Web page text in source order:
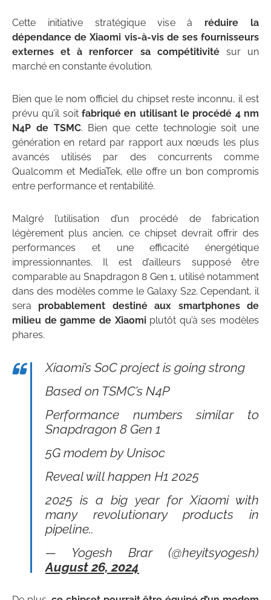
Cette initiative stratégique vise à réduire la
dépendance de Xiaomi vis-à-vis de ses fournisseurs
externes et à renforcer sa compétitivitésur un
marché en constante évolution.
Bien que le nom officiel du chipset reste inconnu, il est
prévu qu’il soit fabriqué en utilisant le procédé 4 nm
N4P de TSMC. Bien que cette technologie soit une
génération en retard par rapport aux nœuds les plus
avancés utilisés par des concurrents comme
Qualcomm et MediaTek, elle offre un bon compromis
entre performance et rentabilité.
Malgré l’utilisation d’un procédé de fabrication
légèrement plus ancien, ce chipset devrait offrir des
performances et une efficacité énergétique
impressionnantes. Il est d’ailleurs supposé être
comparable au Snapdragon 8 Gen 1, utilisé notamment
dans des modèles comme le Galaxy S22. Cependant, il
sera probablement destiné aux smartphones de
milieu de gamme de Xiaomi plutôt qu’à ses modèles
phares.
Xiaomi’s SoC project is going strong
Based on TSMC’s N4P
Performance numbers similar to
Snapdragon 8 Gen 1
5G modem by Unisoc
Reveal will happen H1 2025
2025 is a big year for Xiaomi with
many revolutionary products in
pipeline..
— Yogesh Brar (@heyitsyogesh)
August 26, 2024